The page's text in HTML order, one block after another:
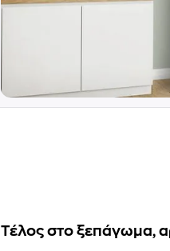
Τέλος στο ξεπάγωμα,